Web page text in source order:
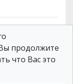
Днепре
продолжите
что Вас это